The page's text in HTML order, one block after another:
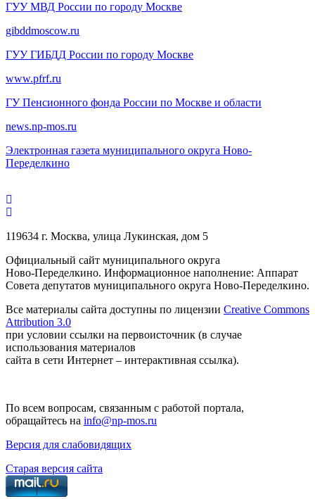
ГУУ МВД России по городу Москве
gibddmoscow.ru
ГУУ ГИБДД России по городу Москве
www.pfrf.ru
ГУ Пенсионного фонда России по Москве и области
news.np-mos.ru
Электронная газета муниципального округа Ново-
Переделкино
119634 г. Москва, улица Лукинская, дом 5
Официальный сайт муниципального округа
Ново-Переделкино. Информационное наполнение: Аппарат
Совета депутатов муниципального округа Ново-Переделкино.
Все материалы сайта доступны по лицензии Creative Commons
Attribution 3.0
при условии ссылки на первоисточник (в случае
использования материалов
сайта в сети Интернет – интерактивная ссылка).
По всем вопросам, связанным с работой портала,
обращайтесь на info@np-mos.ru
Версия для слабовидящих
Старая версия сайта